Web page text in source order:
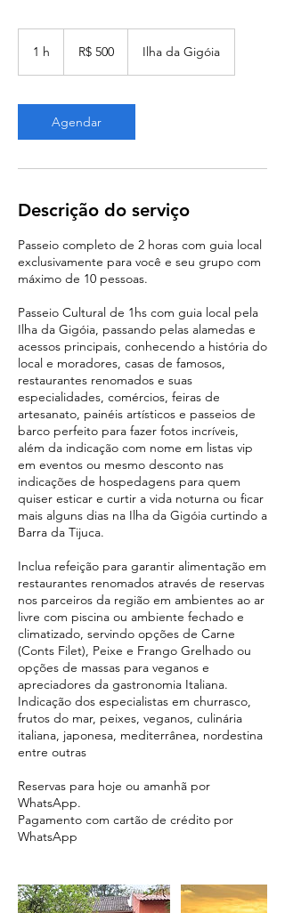
1 h
brasileiros
R$ 500 Ilha da Gigóia
Agendar
Descrição do serviço
Passeio completo de 2 horas com guia local
exclusivamente para você e seu grupo com
máximo de 10 pessoas.
Passeio Cultural de 1hs com guia local pela
Ilha da Gigóia, passando pelas alamedas e
acessos principais, conhecendo a história do
local e moradores, casas de famosos,
restaurantes renomados e suas
especialidades, comércios, feiras de
artesanato, painéis artísticos e passeios de
barco perfeito para fazer fotos incríveis,
além da indicação com nome em listas vip
em eventos ou mesmo desconto nas
indicações de hospedagens para quem
quiser esticar e curtir a vida noturna ou ficar
mais alguns dias na Ilha da Gigóia curtindo a
Barra da Tijuca.
Inclua refeição para garantir alimentação em
restaurantes renomados através de reservas
nos parceiros da região em ambientes ao ar
livre com piscina ou ambiente fechado e
climatizado, servindo opções de Carne
(Conts Filet), Peixe e Frango Grelhado ou
opções de massas para veganos e
apreciadores da gastronomia Italiana.
Indicação dos especialistas em churrasco,
frutos do mar, peixes, veganos, culinária
italiana, japonesa, mediterrânea, nordestina
entre outras
Reservas para hoje ou amanhã por
WhatsApp.
Pagamento com cartão de crédito por
WhatsApp